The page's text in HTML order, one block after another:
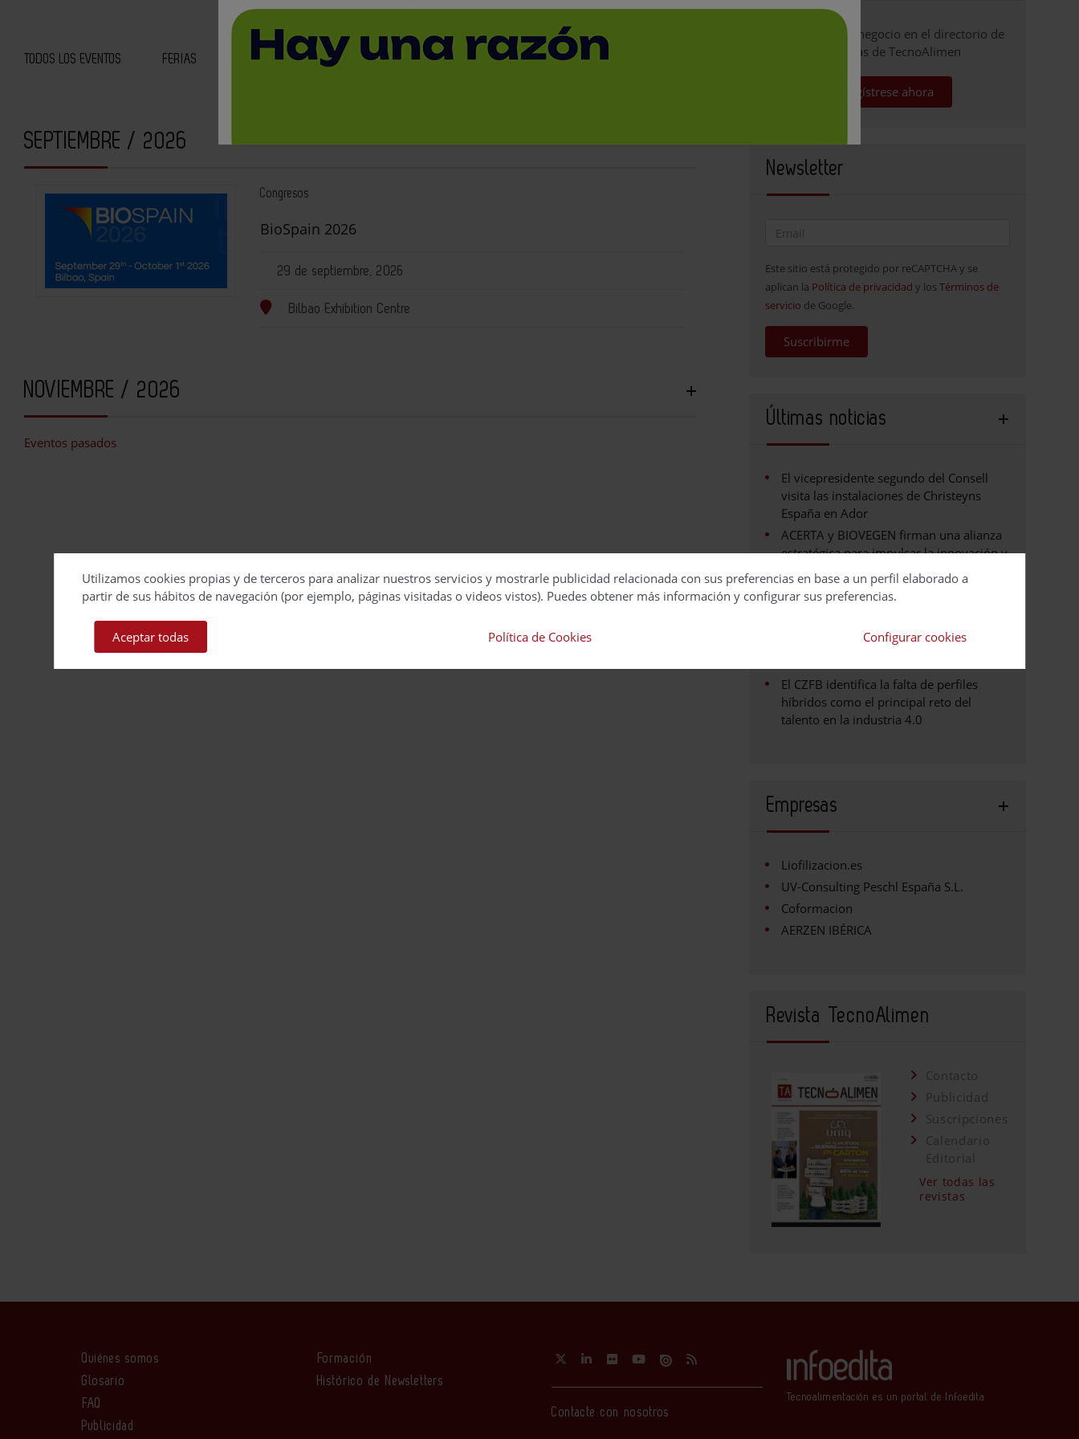
TODOS LOS EVENTOS FERIAS JORNADAS CURSOS Y MASTERS CONGRESOS WEBINAR
SEPTIEMBRE / 2026
Congresos
BioSpain 2026
29 de septiembre, 2026
Bilbao Exhibition Centre
NOVIEMBRE / 2026
Eventos pasados
Promocione su negocio en el directorio de
empresas de TecnoAlimen
Regístrese ahora
Newsletter
Este sitio está protegido por reCAPTCHA y se
aplican la Política de privacidad y losTérminos de
servicio de Google.
Suscribirme
Últimas noticias
El vicepresidente segundo del Consell
visita las instalaciones de Christeyns
España en Ador
ACERTA y BIOVEGEN firman una alianza
estratégica para impulsar la innovación y
la sostenibilidad en el sector
agroalimentario
cumplimiento de la RAP de envases de
El CZFB identifica la falta de perfiles
híbridos como el principal reto del
talento en la industria 4.0
Empresas
Liofilizacion.es
UV-Consulting Peschl España S.L.
Coformacion
AERZEN IBÉRICA
Revista TecnoAlimen
Contacto
Publicidad
Suscripciones
Calendario
Editorial
Ver todas las
revistas
Quiénes somos
Glosario
FAQ
Publicidad
Formación
Histórico de Newsletters
Contacte con nosotros
Tecnoalimentación es un portal de Infoedita
Utilizamos cookies propias y de terceros para analizar nuestros servicios y mostrarle publicidad relacionada con sus preferencias en base a un perfil elaborado a
partir de sus hábitos de navegación (por ejemplo, páginas visitadas o videos vistos). Puedes obtener más información y configurar sus preferencias.
Aceptar todas Política de Cookies Configurar cookies